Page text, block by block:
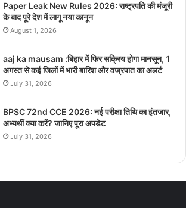
Paper Leak New Rules 2026: राष्ट्रपति की मंजूरी
के बाद पूरे देश में लागू नया कानून
August 1, 2026
aaj ka mausam :बिहार में फिर सक्रिय होगा मानसून, 1
अगस्त से कई जिलों में भारी बारिश और वज्रपात का अलर्ट
July 31, 2026
BPSC 72nd CCE 2026: नई परीक्षा तिथि का इंतजार,
अभ्यर्थी क्या करें? जानिए पूरा अपडेट
July 31, 2026